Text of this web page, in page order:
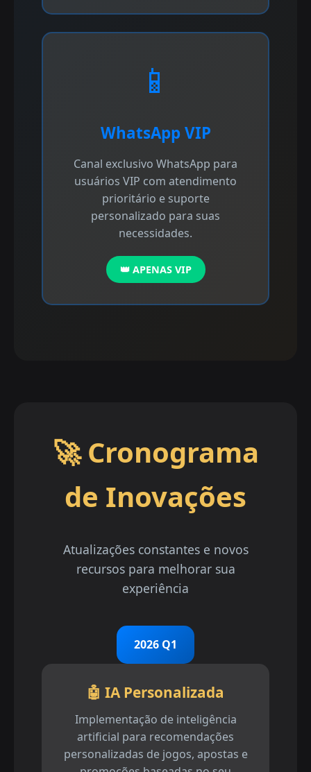
📱
WhatsApp VIP
Canal exclusivo WhatsApp para
usuários VIP com atendimento
prioritário e suporte
personalizado para suas
necessidades.
👑 APENAS VIP
🚀 Cronograma
de Inovações
Atualizações constantes e novos
recursos para melhorar sua
experiência
2026 Q1
🤖 IA Personalizada
Implementação de inteligência
artificial para recomendações
personalizadas de jogos, apostas e